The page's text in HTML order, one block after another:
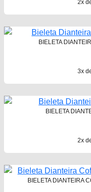
2x
BIELETA
3x
BIELETA
2x
BIELETA DIANTEIRA